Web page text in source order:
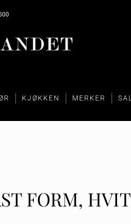
KJØKKEN MERKER
FORM, HVIT